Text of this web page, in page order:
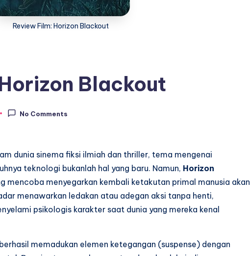
Review Film: Horizon Blackout
Blackout
No Comments
dunia sinema fiksi ilmiah dan thriller, tema mengenai
teknologi bukanlah hal yang baru. Namun, Horizon
mencoba menyegarkan kembali ketakutan primal manusia akan
menawarkan ledakan atau adegan aksi tanpa henti,
psikologis karakter saat dunia yang mereka kenal
memadukan elemen ketegangan (suspense) dengan